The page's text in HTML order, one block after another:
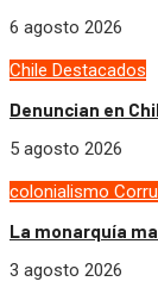
6 agosto 2026
Chile Destacados
Denuncian en
5 agosto 2026
colonialismo
La monarquía
3 agosto 2026